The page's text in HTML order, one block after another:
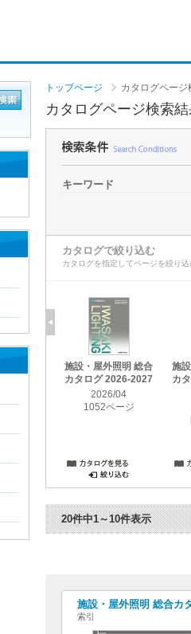
トップページ カタログページ
カタログページ検索
キーワード
カタログで絞り込む
カタログを指定してページを絞り
施設・屋外照明 総合
カタログ 2026-2027
2026/04
1052ページ
施
カ
20件中1～10件表示
施設・屋外照明 総合カ
索引